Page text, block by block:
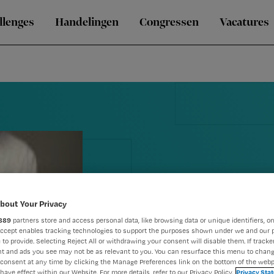
Handelingen Congressen Vacatures
verbeteren
Your Privacy
partners store and access personal data, like browsing data or unique identifiers,
enables tracking technologies to support the purposes shown under we and our
to provide. Selecting Reject All or withdrawing your consent will disable them. If
and ads you see may not be as relevant to you. You can resurface this menu to
at any time by clicking the Manage Preferences link on the bottom of the
effect within our Website. For more details, refer to our Privacy Policy. Privacy